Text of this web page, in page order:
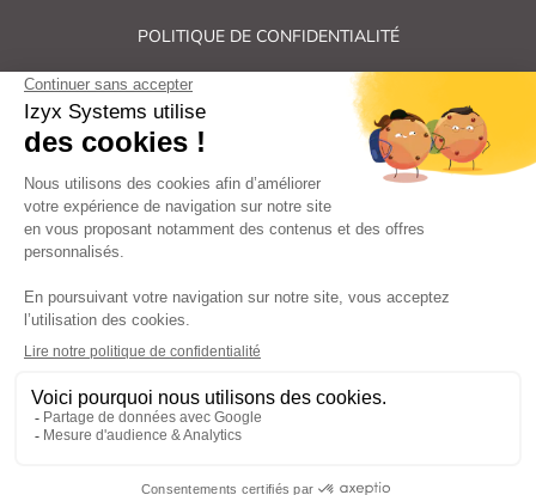
POLITIQUE DE CONFIDENTIALITÉ
Tous droits réservés Izyx Systems ©
Contrôle des accès et verrouillage de porte : serrure électrique,
gâche électrique, ventouse électromagnétique